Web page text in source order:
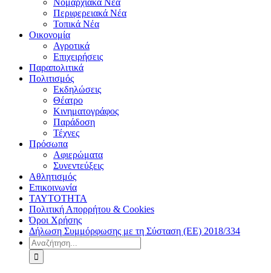
Νομαρχιακά Νέα
Περιφερειακά Νέα
Τοπικά Νέα
Οικονομία
Αγροτικά
Επιχειρήσεις
Παραπολιτικά
Πολιτισμός
Εκδηλώσεις
Θέατρο
Κινηματογράφος
Παράδοση
Τέχνες
Πρόσωπα
Αφιερώματα
Συνεντεύξεις
Αθλητισμός
Επικοινωνία
ΤΑΥΤΟΤΗΤΑ
Πολιτική Απορρήτου & Cookies
Όροι Χρήσης
Δήλωση Συμμόρφωσης με τη Σύσταση (ΕΕ) 2018/334
Αναζήτηση
για: